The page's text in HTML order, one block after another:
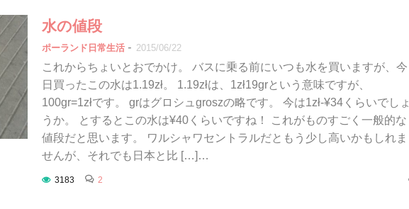
水の値段
ポーランド日常生活 - 2015/06/22
これからちょいとおでかけ。 バスに乗る前にいつも水を買いますが、今
日買ったこの水は1.19zł。 1.19złは、1zł19grという意味ですが、
100gr=1złです。 grはグロシュgroszの略です。 今は1zł-¥34くらいでしょ
うか。 とするとこの水は¥40くらいですね！ これがものすごく一般的な
値段だと思います。 ワルシャワセントラルだともう少し高いかもしれま
せんが、それでも日本と比 […]…
3183 2